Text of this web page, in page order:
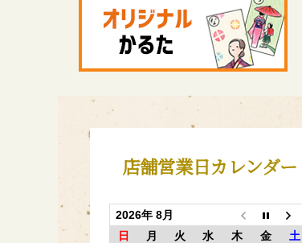
店舗営業日カレンダー
2026年 8月
日
月 火 水 木 金
土